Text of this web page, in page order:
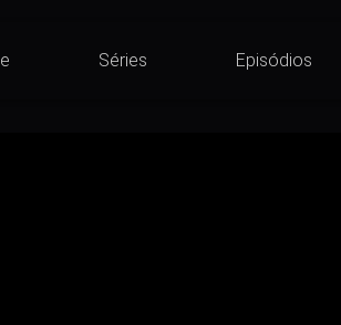
Séries Episódios